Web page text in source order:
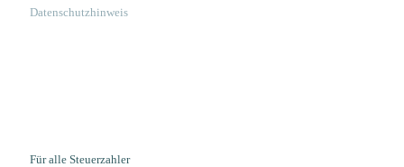
Datenschutzhinweis
Für alle Steuerzahler